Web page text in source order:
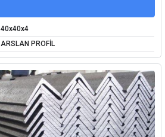
40x40x4
ARSLAN PROFİL